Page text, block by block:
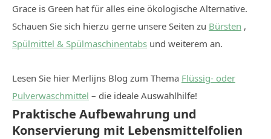
Grace is Green hat für alles eine ökologische Alternative.
Schauen Sie sich hierzu gerne unsere Seiten zu Bürsten ,
Spülmittel & Spülmaschinentabs und weiterem an.
Lesen Sie hier Merlijns Blog zum Thema Flüssig- oder
Pulverwaschmittel – die ideale Auswahlhilfe!
Praktische Aufbewahrung und
Konservierung mit Lebensmittelfolien